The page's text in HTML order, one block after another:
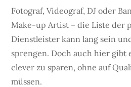
Fotograf, Videograf, DJ oder
Make-up Artist – die Liste der
Dienstleister kann lang sein
sprengen. Doch auch hier gibt
clever zu sparen, ohne auf
müssen.